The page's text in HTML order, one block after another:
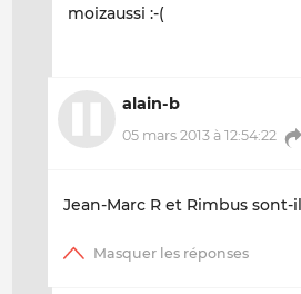
moizaussi :-(
alain-b
05 mars 2013 à 12:54:22
Jean-Marc R et Rimbus